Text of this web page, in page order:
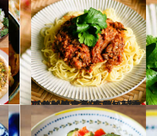
2023.4.27
【サバの水煮缶で作る麺レシピ】 ピリ辛サバトマのっけ焼きそば 暑い時季にもおすすめ！
グルメ